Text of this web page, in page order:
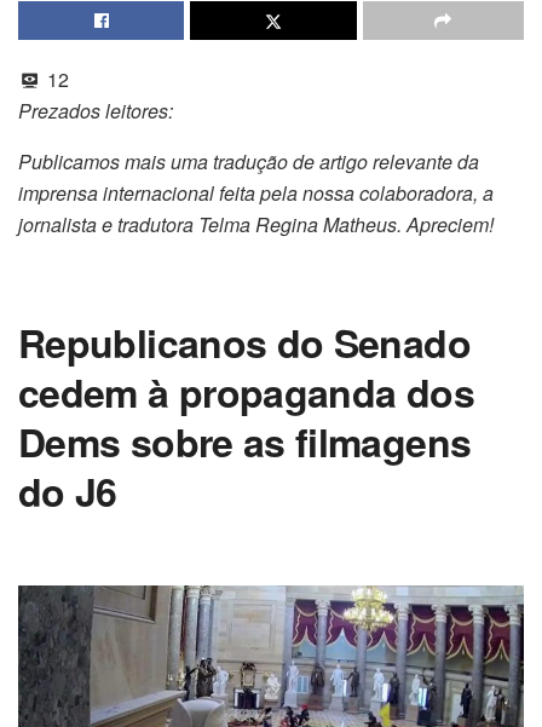
12
Prezados leitores:
Publicamos mais uma tradução de artigo relevante da
imprensa internacional feita pela nossa colaboradora, a
jornalista e tradutora Telma Regina Matheus. Apreciem!
Republicanos do Senado
cedem à propaganda dos
Dems sobre as filmagens
do J6